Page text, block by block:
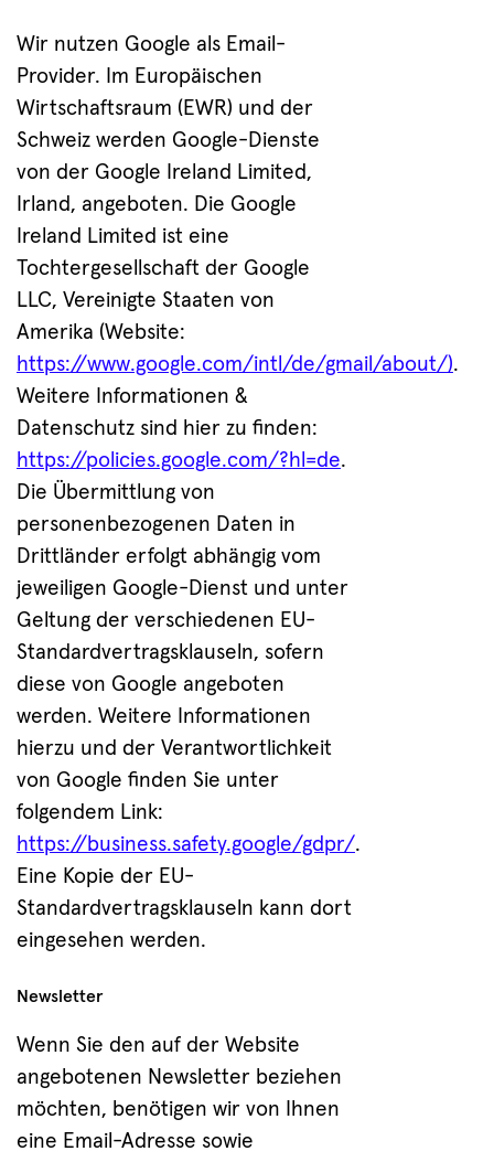
Wir nutzen Google als Email-
Provider. Im Europäischen
Wirtschaftsraum (EWR) und der
Schweiz werden Google-Dienste
von der Google Ireland Limited,
Irland, angeboten. Die Google
Ireland Limited ist eine
Tochtergesellschaft der Google
LLC, Vereinigte Staaten von
Amerika (Website:
https://www.google.com/intl/de/gmail/about/).
Weitere Informationen &
Datenschutz sind hier zu finden:
https://policies.google.com/?hl=de.
Die Übermittlung von
personenbezogenen Daten in
Drittländer erfolgt abhängig vom
jeweiligen Google-Dienst und unter
Geltung der verschiedenen EU-
Standardvertragsklauseln, sofern
diese von Google angeboten
werden. Weitere Informationen
hierzu und der Verantwortlichkeit
von Google finden Sie unter
folgendem Link:
https://business.safety.google/gdpr/.
Eine Kopie der EU-
Standardvertragsklauseln kann dort
eingesehen werden.
Newsletter
Wenn Sie den auf der Website
angebotenen Newsletter beziehen
möchten, benötigen wir von Ihnen
eine Email-Adresse sowie